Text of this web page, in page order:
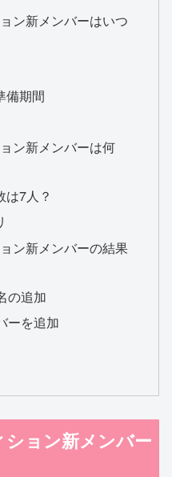
ン新メンバーはいつ
備期間
ン新メンバーは何
は7人？
ン新メンバーの結果
の追加
ーを追加
ション新メンバー